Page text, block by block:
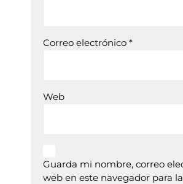
Correo electrónico *
Web
Guarda mi nombre, correo
web en este navegador para